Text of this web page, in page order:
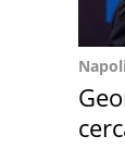
Napoli